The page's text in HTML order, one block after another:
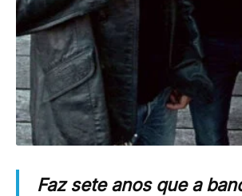
Faz sete anos que a